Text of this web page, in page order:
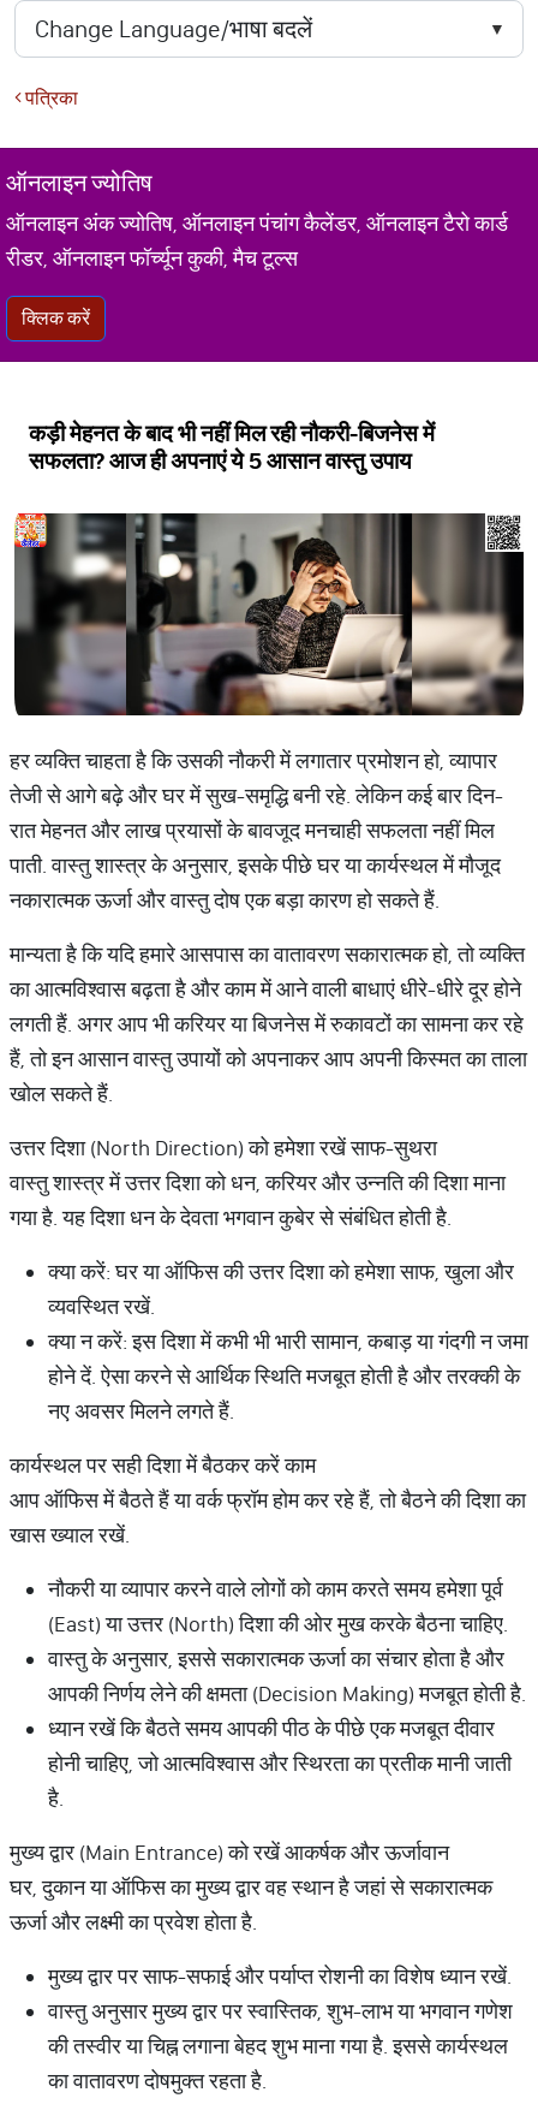
पत्रिका
ऑनलाइन ज्योतिष
ऑनलाइन अंक ज्योतिष, ऑनलाइन पंचांग कैलेंडर, ऑनलाइन टैरो कार्ड
रीडर, ऑनलाइन फॉर्च्यून कुकी, मैच टूल्स
क्लिक करें
कड़ी मेहनत के बाद भी नहीं मिल रही नौकरी-बिजनेस में
सफलता? आज ही अपनाएं ये 5 आसान वास्तु उपाय
हर व्यक्ति चाहता है कि उसकी नौकरी में लगातार प्रमोशन हो, व्यापार
तेजी से आगे बढ़े और घर में सुख-समृद्धि बनी रहे. लेकिन कई बार दिन-
रात मेहनत और लाख प्रयासों के बावजूद मनचाही सफलता नहीं मिल
पाती. वास्तु शास्त्र के अनुसार, इसके पीछे घर या कार्यस्थल में मौजूद
नकारात्मक ऊर्जा और वास्तु दोष एक बड़ा कारण हो सकते हैं.
मान्यता है कि यदि हमारे आसपास का वातावरण सकारात्मक हो, तो व्यक्ति
का आत्मविश्वास बढ़ता है और काम में आने वाली बाधाएं धीरे-धीरे दूर होने
लगती हैं. अगर आप भी करियर या बिजनेस में रुकावटों का सामना कर रहे
हैं, तो इन आसान वास्तु उपायों को अपनाकर आप अपनी किस्मत का ताला
खोल सकते हैं.
उत्तर दिशा (North Direction) को हमेशा रखें साफ-सुथरा
वास्तु शास्त्र में उत्तर दिशा को धन, करियर और उन्नति की दिशा माना
गया है. यह दिशा धन के देवता भगवान कुबेर से संबंधित होती है.
क्या करें: घर या ऑफिस की उत्तर दिशा को हमेशा साफ, खुला और
व्यवस्थित रखें.
क्या न करें: इस दिशा में कभी भी भारी सामान, कबाड़ या गंदगी न जमा
होने दें. ऐसा करने से आर्थिक स्थिति मजबूत होती है और तरक्की के
नए अवसर मिलने लगते हैं.
कार्यस्थल पर सही दिशा में बैठकर करें काम
आप ऑफिस में बैठते हैं या वर्क फ्रॉम होम कर रहे हैं, तो बैठने की दिशा का
खास ख्याल रखें.
नौकरी या व्यापार करने वाले लोगों को काम करते समय हमेशा पूर्व
(East) या उत्तर (North) दिशा की ओर मुख करके बैठना चाहिए.
वास्तु के अनुसार, इससे सकारात्मक ऊर्जा का संचार होता है और
आपकी निर्णय लेने की क्षमता (Decision Making) मजबूत होती है.
ध्यान रखें कि बैठते समय आपकी पीठ के पीछे एक मजबूत दीवार
होनी चाहिए, जो आत्मविश्वास और स्थिरता का प्रतीक मानी जाती
है.
मुख्य द्वार (Main Entrance) को रखें आकर्षक और ऊर्जावान
घर, दुकान या ऑफिस का मुख्य द्वार वह स्थान है जहां से सकारात्मक
ऊर्जा और लक्ष्मी का प्रवेश होता है.
मुख्य द्वार पर साफ-सफाई और पर्याप्त रोशनी का विशेष ध्यान रखें.
वास्तु अनुसार मुख्य द्वार पर स्वास्तिक, शुभ-लाभ या भगवान गणेश
की तस्वीर या चिह्न लगाना बेहद शुभ माना गया है. इससे कार्यस्थल
का वातावरण दोषमुक्त रहता है.